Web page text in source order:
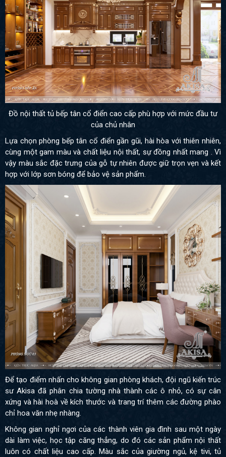
Đồ nội thất tủ bếp tân cổ điển cao cấp phù hợp với mức đầu tư
của chủ nhân
Lựa chọn phòng bếp tân cổ điển gần gũi, hài hòa với thiên nhiên,
cùng một gam màu và chất liệu nội thất, sự đồng nhất mang . Vì
vậy màu sắc đặc trưng của gỗ tự nhiên được giữ trọn vẹn và kết
hợp với lớp sơn bóng để bảo vệ sản phẩm.
Để tạo điểm nhấn cho không gian phòng khách, đội ngũ kiến trúc
sư Akisa đã phân chia tường nhà thành các ô nhỏ, có sự cân
xứng và hài hoà về kích thước và trang trí thêm các đường phào
chỉ hoa văn nhẹ nhàng.
Không gian nghỉ ngơi của các thành viên gia đình sau một ngày
dài làm việc, học tập căng thẳng, do đó các sản phẩm nội thất
luôn có chất liệu cao cấp. Màu sắc của giường ngủ, kệ tivi, tủ